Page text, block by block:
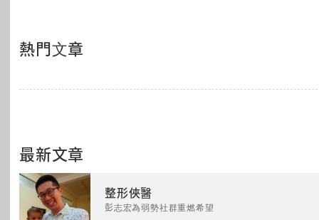
熱門文章
最新文章
整形俠醫
彭志宏為弱勢社群重燃希望